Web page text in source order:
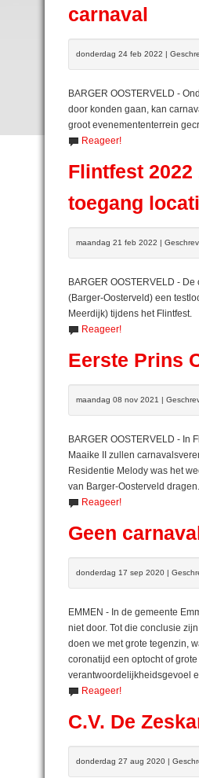
carnaval
donderdag 24 feb 2022 |
BARGER OOSTERVELD -
door konden gaan, kan
groot evenemententerrein
Reageer!
Flintfest
toegang
maandag 21 feb 2022 |
BARGER OOSTERVELD -
(Barger-Oosterveld) een
Meerdijk) tijdens het Flintfest.
Reageer!
Eerste Prins
maandag 08 nov 2021 |
BARGER OOSTERVELD - In
Maaike II zullen
Residentie Melody was het
van Barger-Oosterveld dragen.
Reageer!
Geen
donderdag 17 sep 2020 |
EMMEN - In de gemeente
niet door. Tot die conclusie
doen we met grote tegenzin,
coronatijd een optocht of
verantwoordelijkheidsgevoel
Reageer!
C.V. De
donderdag 27 aug 2020 |